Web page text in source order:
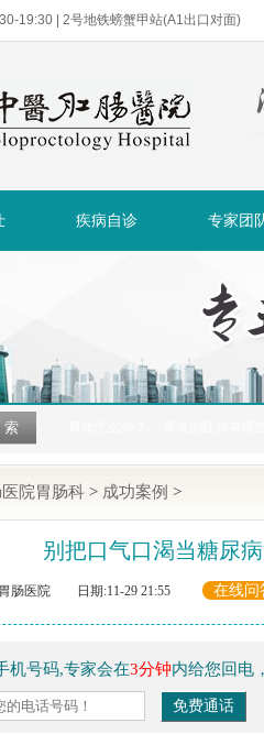
19:30 | 2号地铁螃蟹甲站(A1出口对面)
疾病自诊 专家团
医院胃肠科 > 成功案例 >
别把口气口渴当糖尿
胃肠医院 日期:11-29 21:55 在线问
机号码,专家会在3分钟内给您回电